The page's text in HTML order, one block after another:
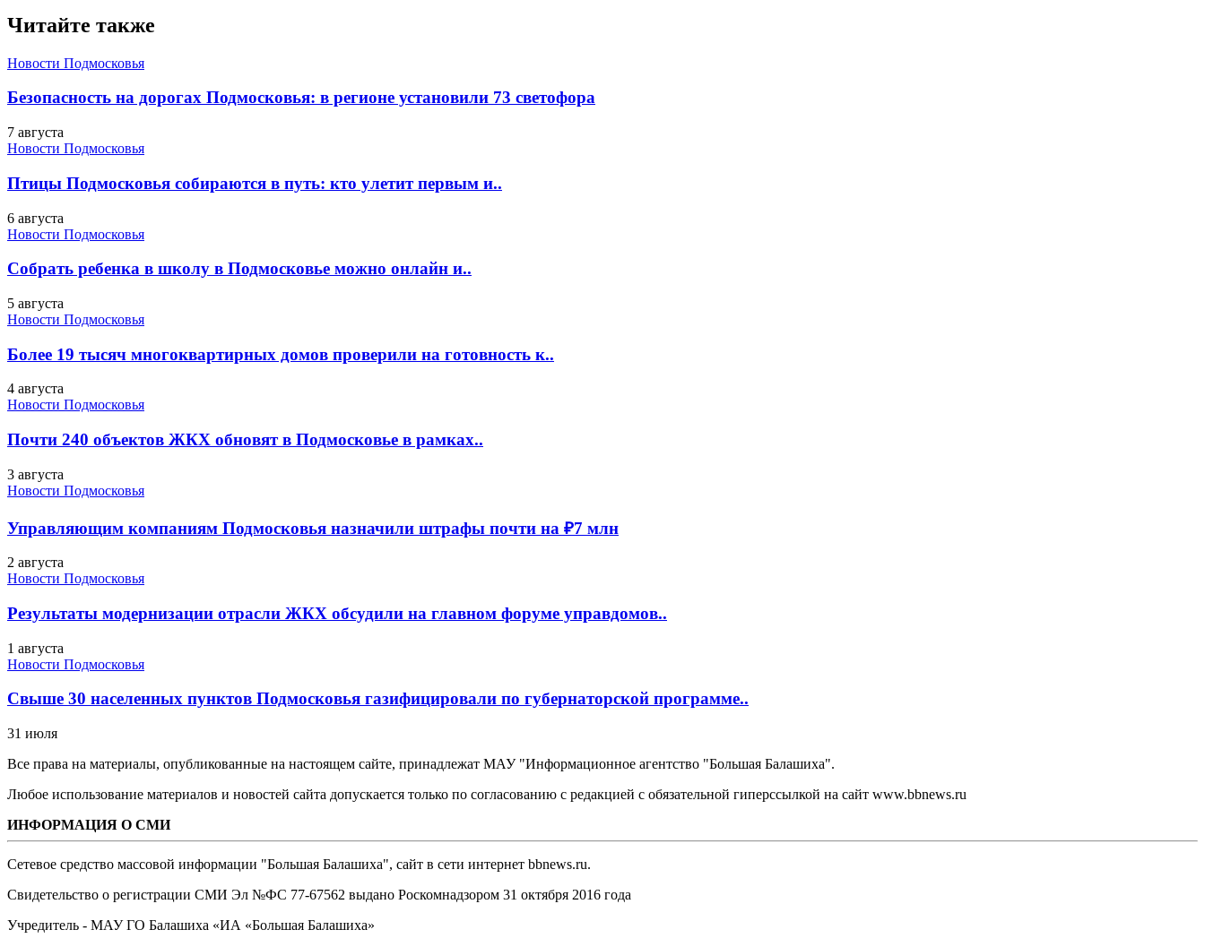
Читайте также
Новости Подмосковья
Безопасность на дорогах Подмосковья: в регионе установили 73 светофора
7 августа
Новости Подмосковья
Птицы Подмосковья собираются в путь: кто улетит первым и..
6 августа
Новости Подмосковья
Собрать ребенка в школу в Подмосковье можно онлайн и..
5 августа
Новости Подмосковья
Более 19 тысяч многоквартирных домов проверили на готовность к..
4 августа
Новости Подмосковья
Почти 240 объектов ЖКХ обновят в Подмосковье в рамках..
3 августа
Новости Подмосковья
Управляющим компаниям Подмосковья назначили штрафы почти на ₽7 млн
2 августа
Новости Подмосковья
Результаты модернизации отрасли ЖКХ обсудили на главном форуме управдомов..
1 августа
Новости Подмосковья
Свыше 30 населенных пунктов Подмосковья газифицировали по губернаторской программе..
31 июля
Все права на материалы, опубликованные на настоящем сайте, принадлежат МАУ "Информационное агентство "Большая Балашиха".
Любое использование материалов и новостей сайта допускается только по согласованию с редакцией с обязательной гиперссылкой на сайт www.bbnews.ru
ИНФОРМАЦИЯ О СМИ
Сетевое средство массовой информации "Большая Балашиха", сайт в сети интернет bbnews.ru.
Свидетельство о регистрации СМИ Эл №ФС ‎77-67562 выдано Роскомнадзором 31 октября 2016 года
Учредитель - МАУ ГО Балашиха «ИА «Большая Балашиха»